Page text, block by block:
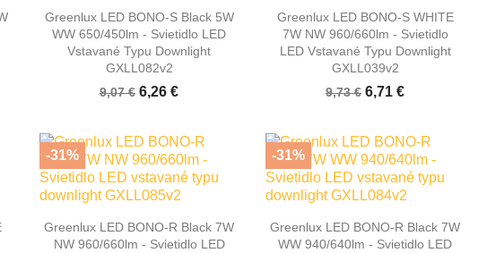
 Rýchly náhľad
Greenlux LED BONO-S Black 5W
WW 650/450lm - Svietidlo LED
Vstavané Typu Downlight
GXLL082v2
9,07 € 6,26 €
 Rýchly náhľad
Greenlux LED BONO-S WHITE
7W NW 960/660lm - Svietidlo
LED Vstavané Typu Downlight
GXLL039v2
9,73 € 6,71 €
 Rýchly náhľad
Greenlux LED BONO-R Black 7W
NW 960/660lm - Svietidlo LED
-31%
 Rýchly náhľad
Greenlux LED BONO-R Black 7W
WW 940/640lm - Svietidlo LED
-31%